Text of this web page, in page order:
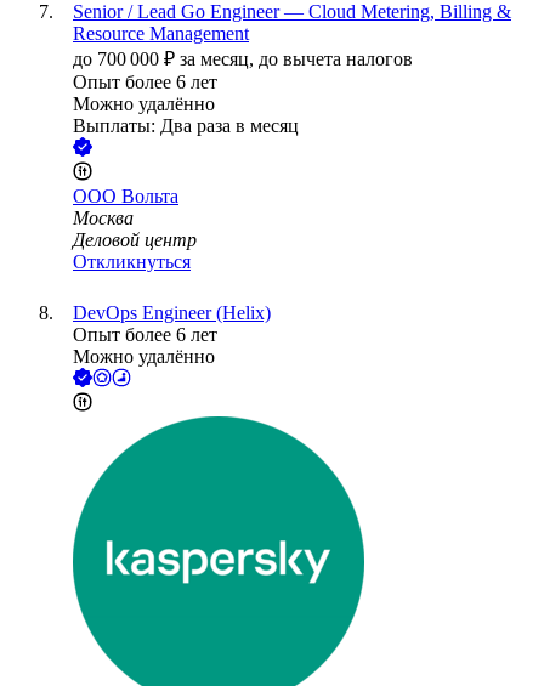
Senior / Lead Go Engineer — Cloud Metering, Billing &
Resource Management
до 700 000 ₽ за месяц, до вычета налогов
Опыт более 6 лет
Можно удалённо
Выплаты: Два раза в месяц
ООО Вольта
Москва
Деловой центр
Откликнуться
DevOps Engineer (Helix)
Опыт более 6 лет
Можно удалённо